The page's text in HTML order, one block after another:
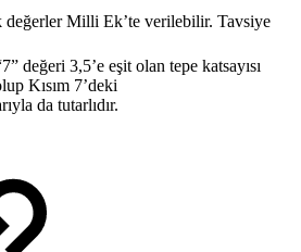
değerler Milli Ek’te verilebilir. Tavsiye
değeri 3,5’e eşit olan tepe katsayısı
Kısım 7’deki
da tutarlıdır.